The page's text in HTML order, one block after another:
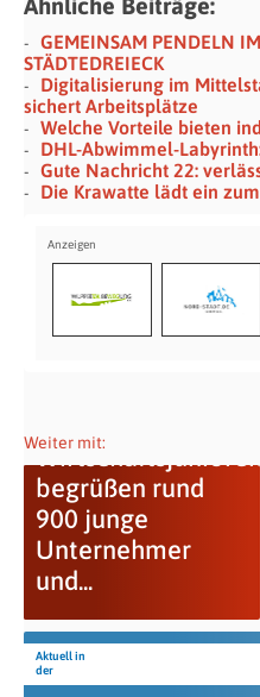
Ähnliche Beiträge:
GEMEINSAM PENDELN
STÄDTEDREIECK
Digitalisierung im
sichert Arbeitsplätze
Welche Vorteile bieten
DHL-Abwimmel-
Gute Nachricht 22:
Die Krawatte lädt ein
Weiter mit:
Wirtschaftsjunioren
begrüßen rund
900 junge
Unternehmer
und...
Aktuell in
der